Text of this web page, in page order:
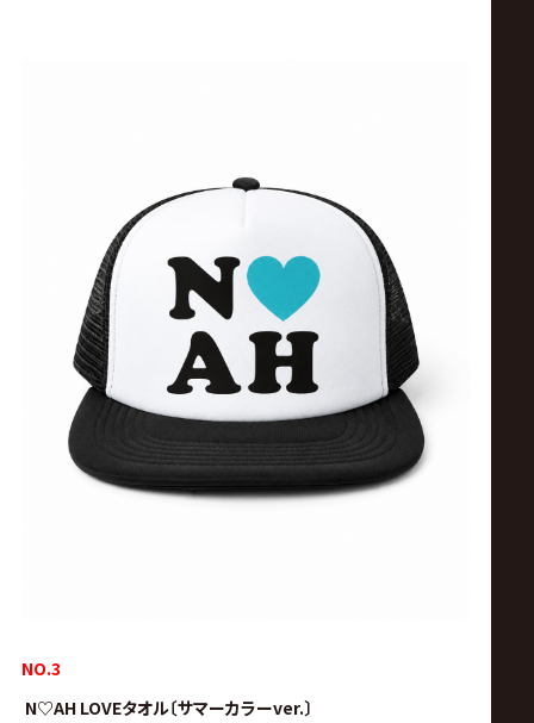
NO.3
N♡AH LOVEタオル〔サマーカラーver.〕